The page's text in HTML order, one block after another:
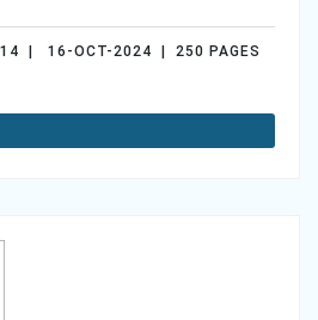
| 16-OCT-2024 | 250 PAGES